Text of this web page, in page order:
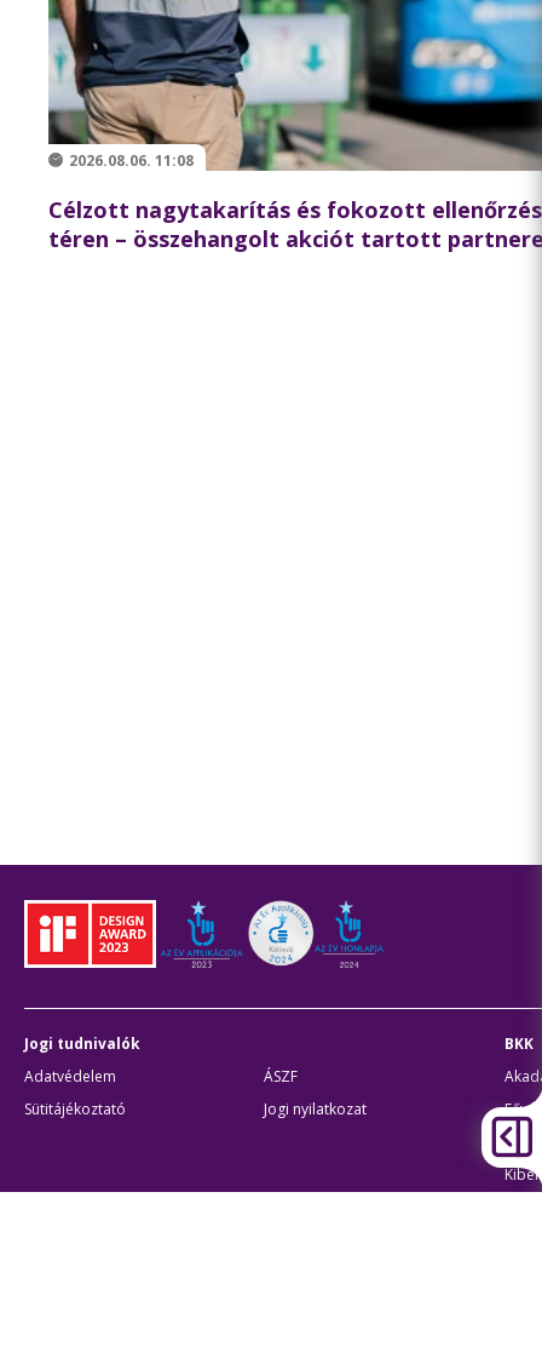
2026.08.06. 11:08
Célzott nagytakarítás és fokozott
téren – összehangolt akciót tartott
Jogi tudnivalók
Adatvédelem
ÁSZF
Sütitájékoztató
Jogi nyilatkozat
BKK
Civil